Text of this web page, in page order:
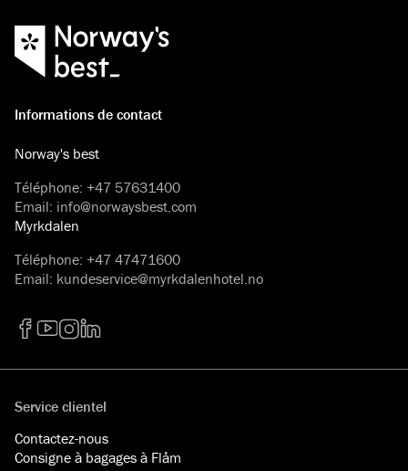
Informations de contact
Norway's best
Téléphone: +47 57631400
Email: info@norwaysbest.com
Myrkdalen
Téléphone: +47 47471600
Email: kundeservice@myrkdalenhotel.no
Service clientel
Contactez-nous
Consigne à bagages à Flåm